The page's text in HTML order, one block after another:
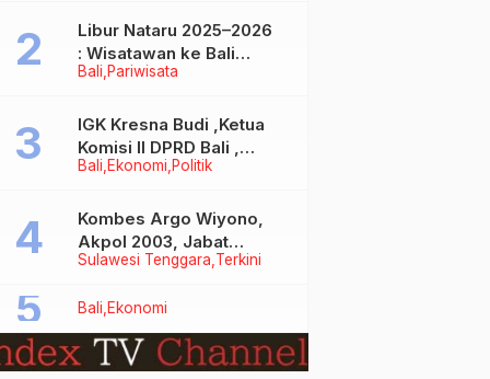
Bali Pariwisata
Libur Nataru 2025–2026
: Wisatawan ke Bali
Meningkat, Isu Penurunan
Bali Ekonomi Politik
IGK Kresna Budi ,Ketua
Komisi II DPRD Bali ,
Angkat Bicara Soal
Bersubsidi Jenis Solar
Sulawesi Tenggara Terkini
Kombes Argo Wiyono,
Akpol 2003, Jabat
Dirlantas Polda Sultra
Bali Ekonomi